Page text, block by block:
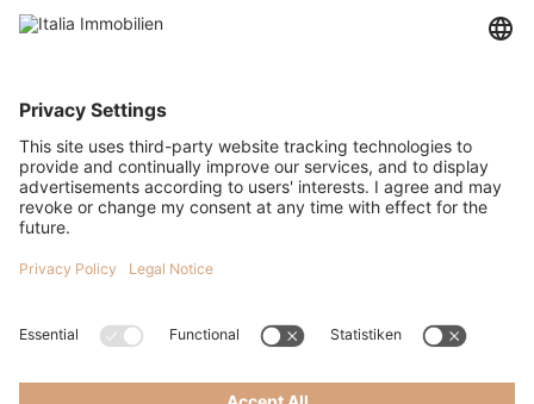
Immobilien in der Toskana und in Umbrien. Egal ob Sie ein renoviertes
Bauernhaus, eine restaurierungsbedürftige Ruine, eine historische Villa oder eine
um Immobilien in der Toskana und um Immobilien in Umbrien geht. Italia
Toskana, darunter Arezzo, Grosseto, Livorno, Pistoia, Prato sowie in den
Kulturstädten der Toskana Siena, Florenz, Pisa und Lucca. Die schönsten
Bauernhäuser in der Toskana finden Sie in der Süd-Toskana sowie in den wohl
Maremma. Was auch immer Sie für eine Immobilie in der Toskana suchen, wir
Häusern am Meer, Häusern am See, Wohnungen, Neubauprojekten und Anlage-